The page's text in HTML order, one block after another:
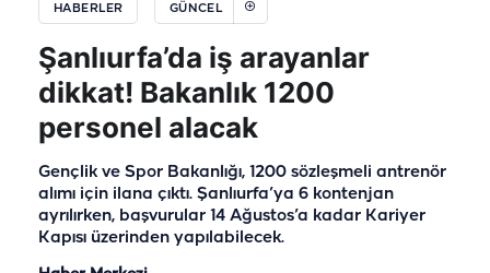
HABERLER GÜNCEL
Şanlıurfa’da iş arayanlar
dikkat! Bakanlık 1200
personel alacak
Gençlik ve Spor Bakanlığı, 1200 sözleşmeli antrenör
alımı için ilana çıktı. Şanlıurfa’ya 6 kontenjan
ayrılırken, başvurular 14 Ağustos’a kadar Kariyer
Kapısı üzerinden yapılabilecek.